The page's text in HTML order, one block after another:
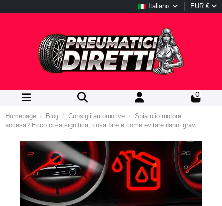
Italiano EUR €
0
Homepage Blog Consigli automotive
Spia olio motore
accesa? Ecco cosa significa, cosa fare e come evitare danni gravi